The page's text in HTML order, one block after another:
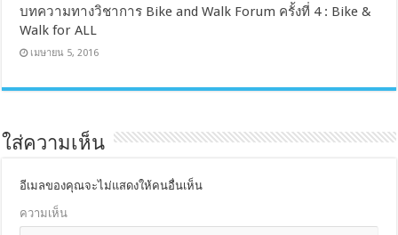
บทความทางวิชาการ Bike and Walk Forum ครั้งที่ 4 : Bike &
Walk for ALL
เมษายน 5, 2016
ใส่ความเห็น
อีเมลของคุณจะไม่แสดงให้คนอื่นเห็น
ความเห็น